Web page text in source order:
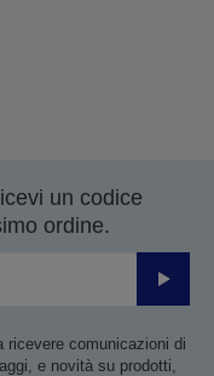
un codice
ordine.
Invia
ricevere comunicazioni di
e novità su prodotti,